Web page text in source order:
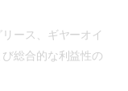
ース、ギヤーオイ
総合的な利益性の